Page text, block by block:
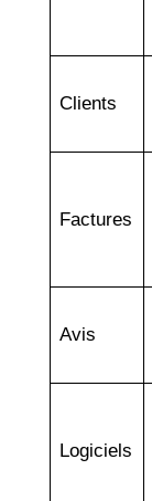
Clients
Factures
Avis
Logiciels